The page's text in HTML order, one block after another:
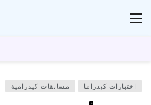
اختبارات كيدراما مسابقات كيدرامية